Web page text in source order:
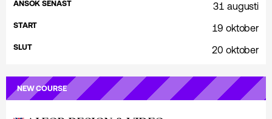
ANSÖK SENAST 31 augusti
START 19 oktober
SLUT 20 oktober
NEW COURSE